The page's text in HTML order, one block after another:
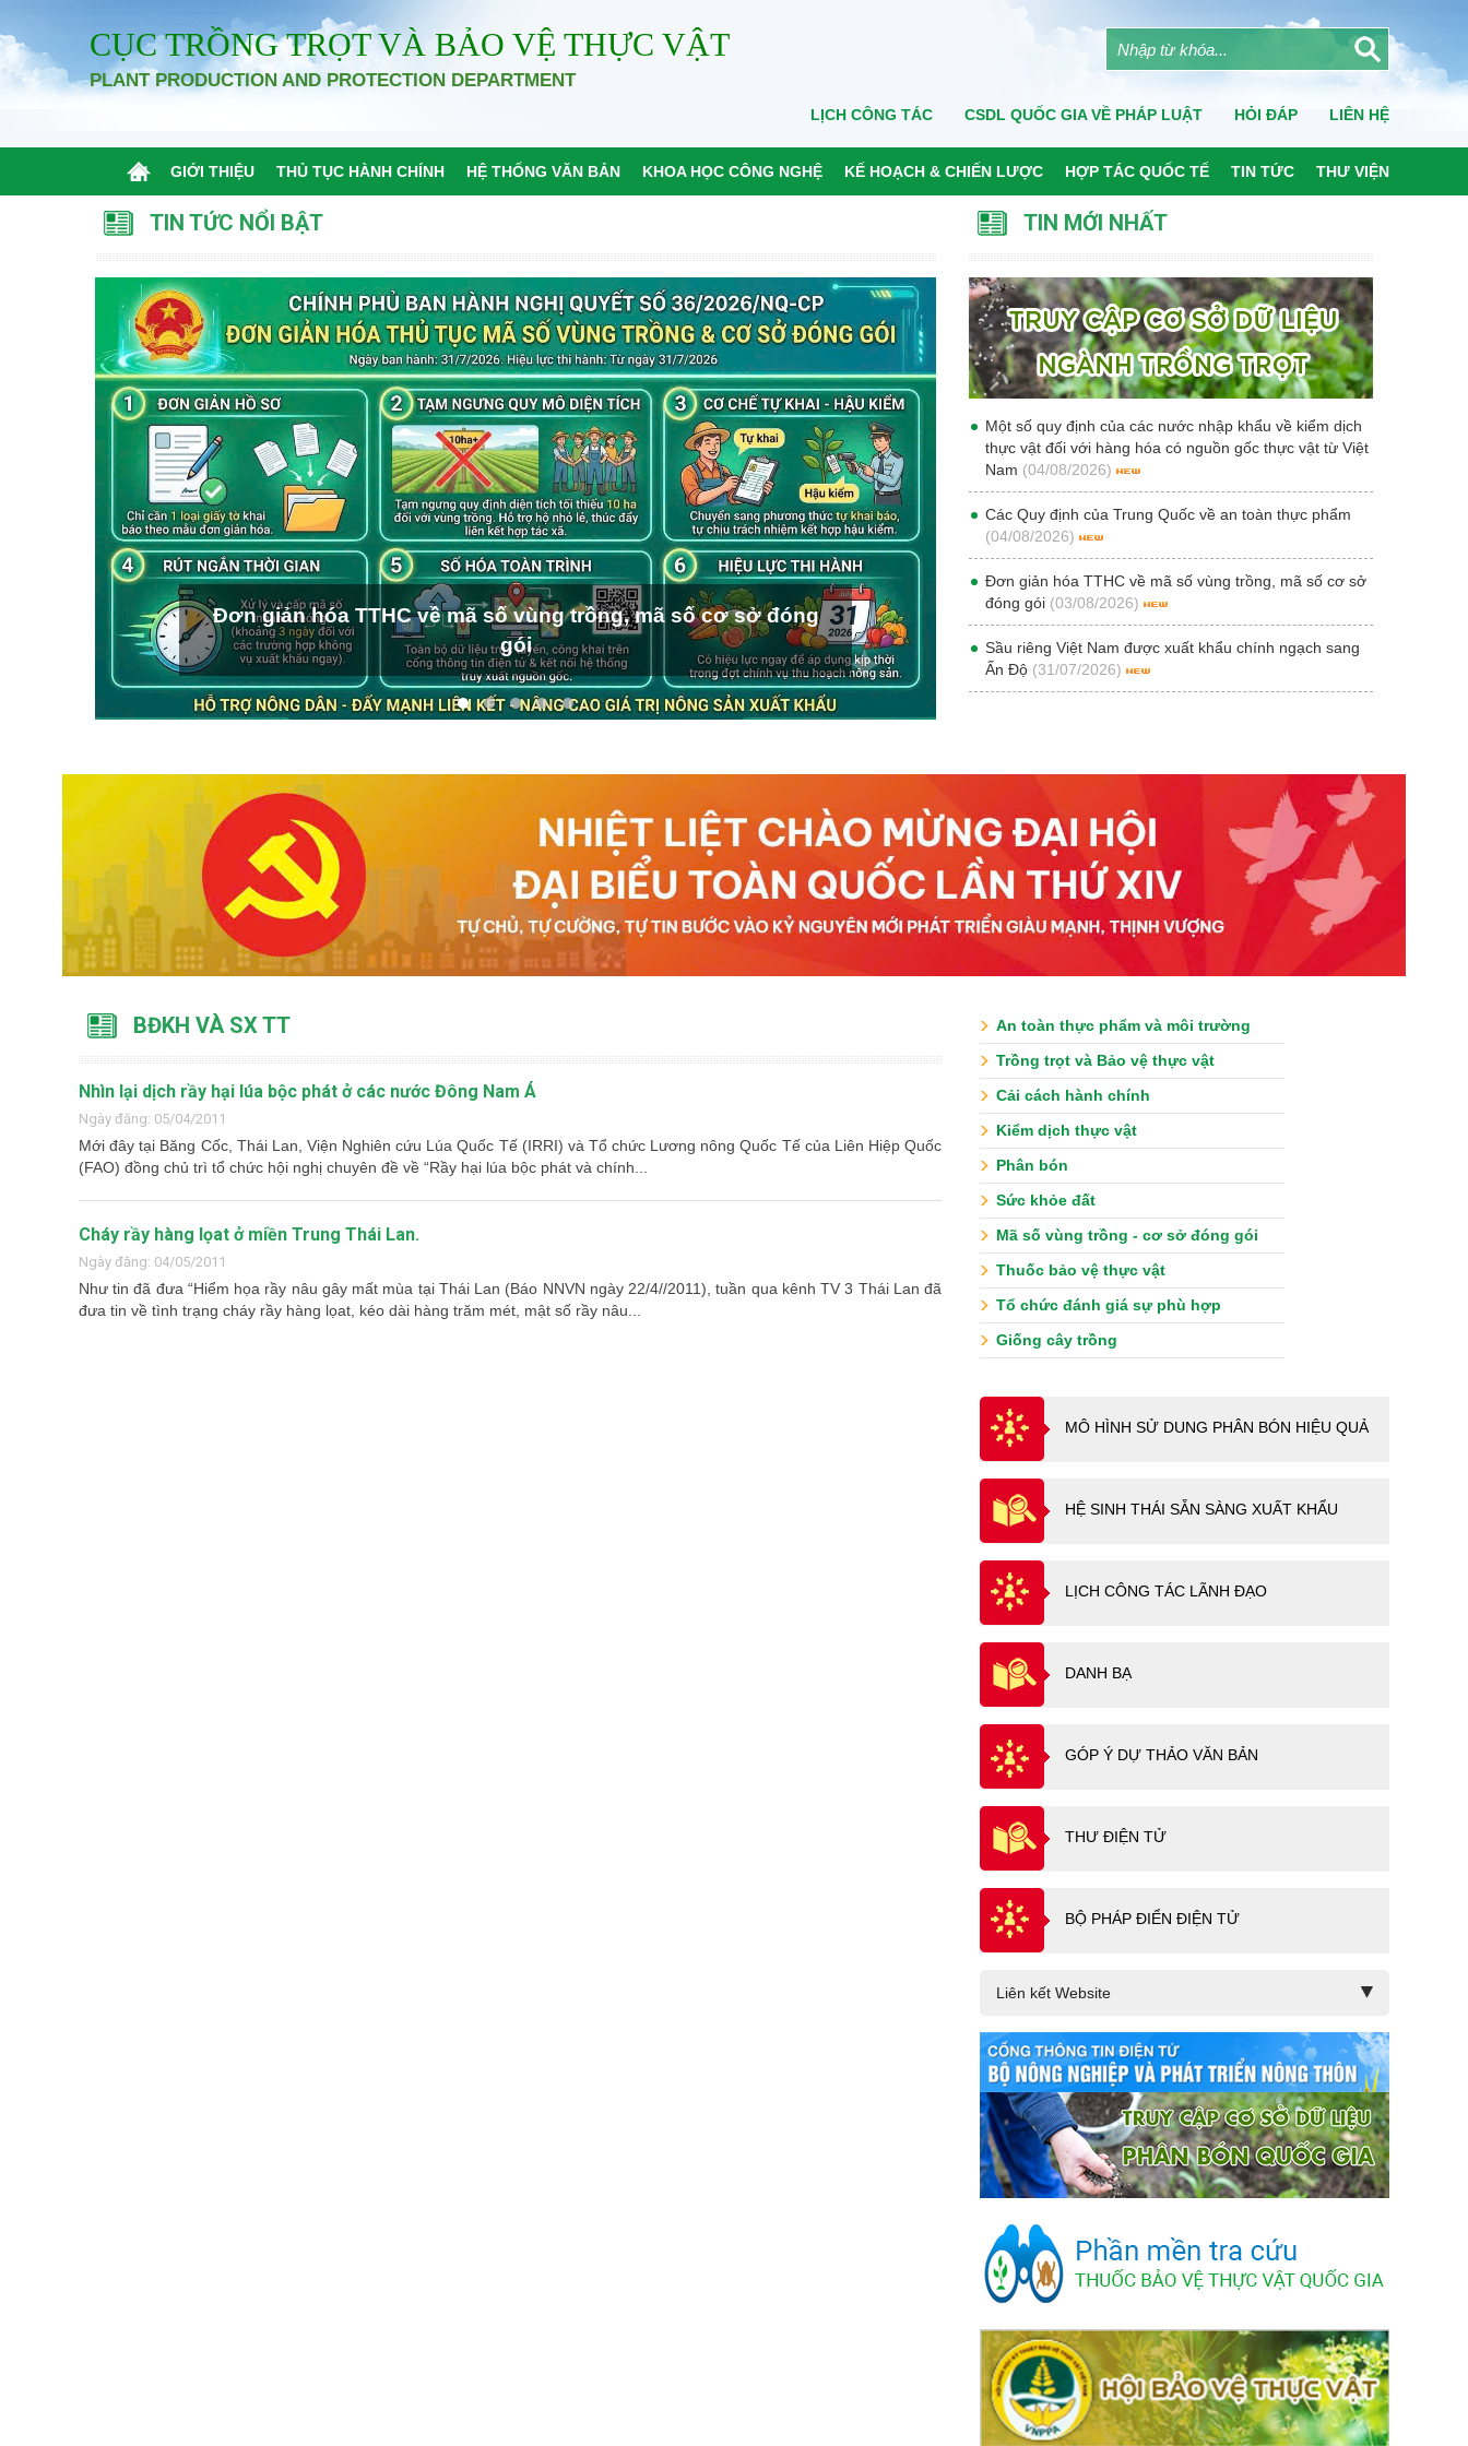
CỤC TRỒNG TRỌT VÀ BẢO VỆ THỰC VẬT
PLANT PRODUCTION AND PROTECTION DEPARTMENT
LỊCH CÔNG TÁC CSDL QUỐC GIA VỀ PHÁP LUẬT HỎI ĐÁP LIÊN HỆ
GIỚI THIỆU THỦ TỤC HÀNH CHÍNH HỆ THỐNG VĂN BẢN KHOA HỌC CÔNG NGHỆ KẾ HOẠCH & CHIẾN LƯỢC HỢP TÁC QUỐC TẾ TIN TỨC THƯ VIỆN
TIN TỨC NỔI BẬT
Đơn giản hóa TTHC về mã số vùng trồng, mã số cơ sở đóng
gói
TIN MỚI NHẤT
Một số quy định của các nước nhập khẩu về kiểm dịch
thực vật đối với hàng hóa có nguồn gốc thực vật từ Việt
Nam (04/08/2026)
Các Quy định của Trung Quốc về an toàn thực phẩm
(04/08/2026)
Đơn giản hóa TTHC về mã số vùng trồng, mã số cơ sở
đóng gói (03/08/2026)
Sầu riêng Việt Nam được xuất khẩu chính ngạch sang
Ấn Độ (31/07/2026)
BĐKH VÀ SX TT
Nhìn lại dịch rầy hại lúa bộc phát ở các nước Đông Nam Á
Ngày đăng: 05/04/2011
Mới đây tại Băng Cốc, Thái Lan, Viện Nghiên cứu Lúa Quốc Tế (IRRI) và Tổ chức Lương nông Quốc Tế của Liên Hiệp Quốc
(FAO) đồng chủ trì tổ chức hội nghị chuyên đề về “Rầy hại lúa bộc phát và chính...
Cháy rầy hàng lọat ở miền Trung Thái Lan.
Ngày đăng: 04/05/2011
Như tin đã đưa “Hiểm họa rầy nâu gây mất mùa tại Thái Lan (Báo NNVN ngày 22/4//2011), tuần qua kênh TV 3 Thái Lan đã
đưa tin về tình trạng cháy rầy hàng lọat, kéo dài hàng trăm mét, mật số rầy nâu...
An toàn thực phẩm và môi trường
Trồng trọt và Bảo vệ thực vật
Cải cách hành chính
Kiểm dịch thực vật
Phân bón
Sức khỏe đất
Mã số vùng trồng - cơ sở đóng gói
Thuốc bảo vệ thực vật
Tổ chức đánh giá sự phù hợp
Giống cây trồng
MÔ HÌNH SỬ DUNG PHÂN BÓN HIỆU QUẢ
HỆ SINH THÁI SẴN SÀNG XUẤT KHẨU
LỊCH CÔNG TÁC LÃNH ĐẠO
DANH BẠ
GÓP Ý DỰ THẢO VĂN BẢN
THƯ ĐIỆN TỬ
BỘ PHÁP ĐIỂN ĐIỆN TỬ